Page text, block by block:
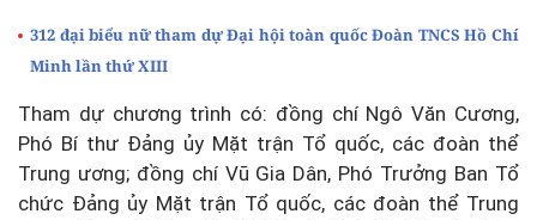
312 đại biểu nữ tham dự Đại hội toàn quốc Đoàn TNCS Hồ Chí
Minh lần thứ XIII
Tham dự chương trình có: đồng chí Ngô Văn Cương,
Phó Bí thư Đảng ủy Mặt trận Tổ quốc, các đoàn thể
Trung ương; đồng chí Vũ Gia Dân, Phó Trưởng Ban Tổ
chức Đảng ủy Mặt trận Tổ quốc, các đoàn thể Trung